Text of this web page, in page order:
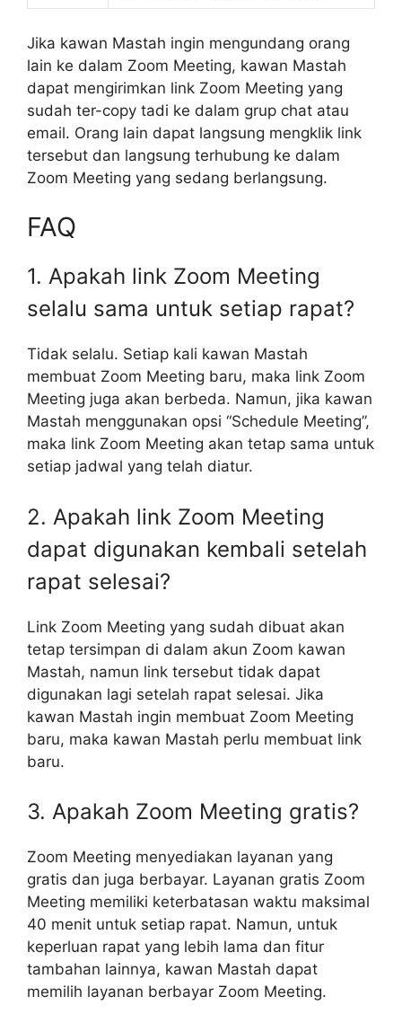
Jika kawan Mastah ingin mengundang orang
lain ke dalam Zoom Meeting, kawan Mastah
dapat mengirimkan link Zoom Meeting yang
sudah ter-copy tadi ke dalam grup chat atau
email. Orang lain dapat langsung mengklik link
tersebut dan langsung terhubung ke dalam
Zoom Meeting yang sedang berlangsung.
FAQ
1. Apakah link Zoom Meeting
selalu sama untuk setiap rapat?
Tidak selalu. Setiap kali kawan Mastah
membuat Zoom Meeting baru, maka link Zoom
Meeting juga akan berbeda. Namun, jika kawan
Mastah menggunakan opsi “Schedule Meeting”,
maka link Zoom Meeting akan tetap sama untuk
setiap jadwal yang telah diatur.
2. Apakah link Zoom Meeting
dapat digunakan kembali setelah
rapat selesai?
Link Zoom Meeting yang sudah dibuat akan
tetap tersimpan di dalam akun Zoom kawan
Mastah, namun link tersebut tidak dapat
digunakan lagi setelah rapat selesai. Jika
kawan Mastah ingin membuat Zoom Meeting
baru, maka kawan Mastah perlu membuat link
baru.
3. Apakah Zoom Meeting gratis?
Zoom Meeting menyediakan layanan yang
gratis dan juga berbayar. Layanan gratis Zoom
Meeting memiliki keterbatasan waktu maksimal
40 menit untuk setiap rapat. Namun, untuk
keperluan rapat yang lebih lama dan fitur
tambahan lainnya, kawan Mastah dapat
memilih layanan berbayar Zoom Meeting.